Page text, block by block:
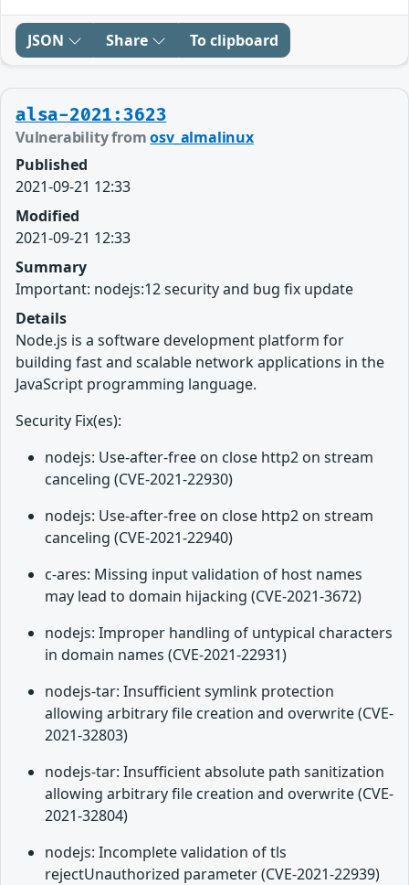
JSON Share To clipboard
alsa-2021:3623
Vulnerability fromosv_almalinux
Published
2021-09-21 12:33
Modified
2021-09-21 12:33
Summary
Important: nodejs:12 security and bug fix update
Details
Node.js is a software development platform for
building fast and scalable network applications in the
JavaScript programming language.
Security Fix(es):
nodejs: Use-after-free on close http2 on stream
canceling (CVE-2021-22930)
nodejs: Use-after-free on close http2 on stream
canceling (CVE-2021-22940)
c-ares: Missing input validation of host names
may lead to domain hijacking (CVE-2021-3672)
nodejs: Improper handling of untypical characters
in domain names (CVE-2021-22931)
nodejs-tar: Insufficient symlink protection
allowing arbitrary file creation and overwrite (CVE-
2021-32803)
nodejs-tar: Insufficient absolute path sanitization
allowing arbitrary file creation and overwrite (CVE-
2021-32804)
nodejs: Incomplete validation of tls
rejectUnauthorized parameter (CVE-2021-22939)